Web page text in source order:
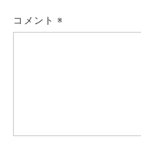
コメント※